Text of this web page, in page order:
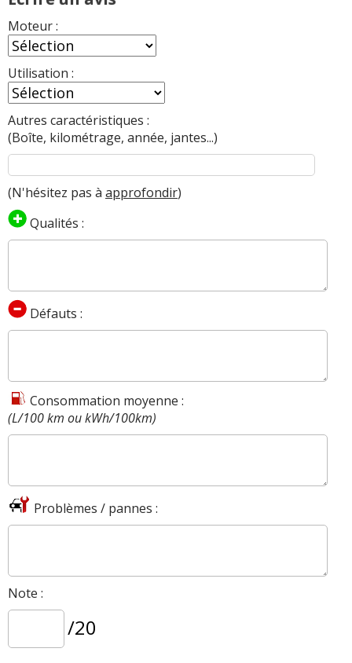
Moteur :
Utilisation :
Autres caractéristiques :
(Boîte, kilométrage, année, jantes...)
(N'hésitez pas à approfondir)
Qualités :
Défauts :
Consommation moyenne :
(L/100 km ou kWh/100km)
Problèmes / pannes :
Note :
/20